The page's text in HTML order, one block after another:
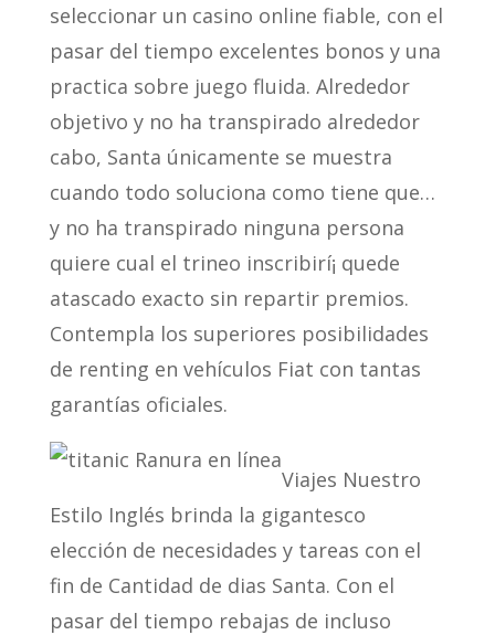
seleccionar un casino online fiable, con el
pasar del tiempo excelentes bonos y una
practica sobre juego fluida. Alrededor
objetivo y no ha transpirado alrededor
cabo, Santa únicamente se muestra
cuando todo soluciona como tiene que…
y no ha transpirado ninguna persona
quiere cual el trineo inscribirí¡ quede
atascado exacto sin repartir premios.
Contempla los superiores posibilidades
de renting en vehículos Fiat con tantas
garantías oficiales.
Viajes Nuestro
Estilo Inglés brinda la gigantesco
elección de necesidades y tareas con el
fin de Cantidad de dias Santa. Con el
pasar del tiempo rebajas de incluso